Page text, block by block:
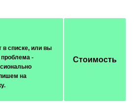
в списке, или вы
проблема -
на
Стоимость